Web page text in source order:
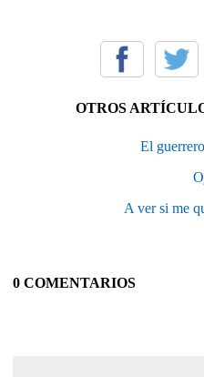
OTROS
El
A ver si me
0 COMENTARIOS